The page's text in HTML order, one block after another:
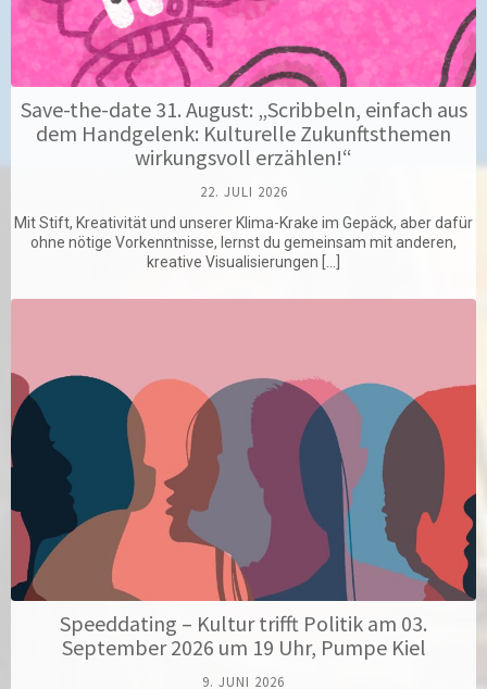
Save-the-date 31. August: „Scribbeln, einfach aus
dem Handgelenk: Kulturelle Zukunftsthemen
wirkungsvoll erzählen!“
22. JULI 2026
Mit Stift, Kreativität und unserer Klima-Krake im Gepäck, aber dafür
ohne nötige Vorkenntnisse, lernst du gemeinsam mit anderen,
kreative Visualisierungen […]
Speeddating – Kultur trifft Politik am 03.
September 2026 um 19 Uhr, Pumpe Kiel
9. JUNI 2026